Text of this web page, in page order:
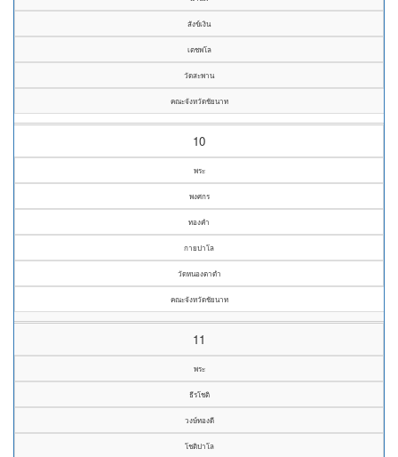
สังข์เงิน
เตชพโล
วัดสะพาน
คณะจังหวัดชัยนาท
10
พระ
พงศกร
ทองคำ
กายปาโล
วัดหนองตาดำ
คณะจังหวัดชัยนาท
11
พระ
ธีรโชติ
วงษ์ทองดี
โชติปาโล